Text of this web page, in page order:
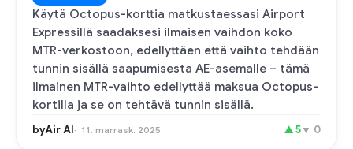
Käytä Octopus-korttia matkustaessasi Airport
Expressillä saadaksesi ilmaisen vaihdon koko
MTR-verkostoon, edellyttäen että vaihto tehdään
tunnin sisällä saapumisesta AE-asemalle – tämä
ilmainen MTR-vaihto edellyttää maksua Octopus-
kortilla ja se on tehtävä tunnin sisällä.
byAir AI 11. marrask. 2025 ▲5▼ 0